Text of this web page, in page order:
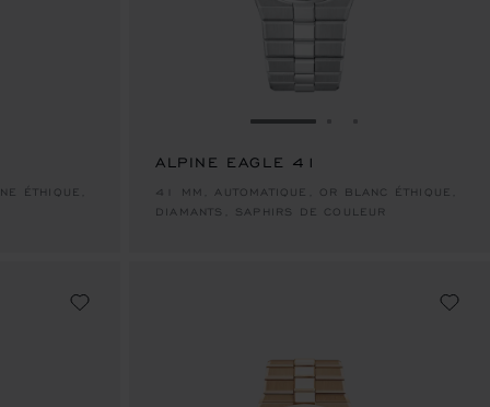
DIAPOSITIVE 1
ÉTHIQUE,
ALLER À LA
ALPINE EAGLE 41
41 MM, AUTOMATIQUE, OR BLANC ÉTHIQUE,
DIAMANTS, SAPHIRS DE COULEUR